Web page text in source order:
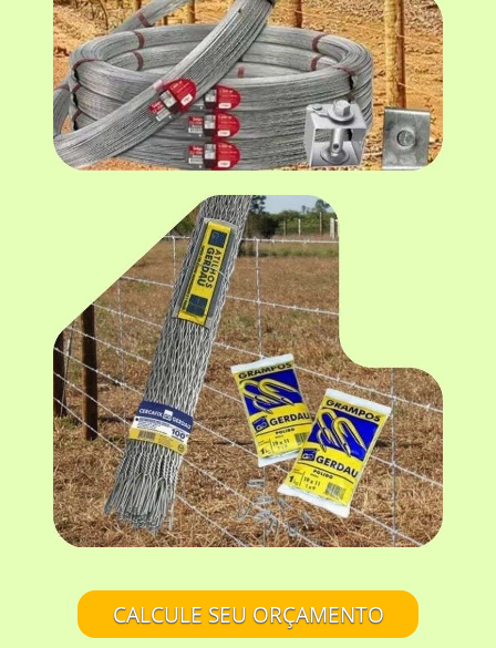
CALCULE SEU ORÇAMENTO